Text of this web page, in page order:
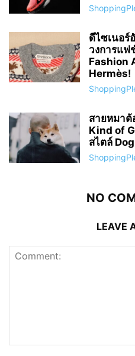
ดีไซเนอร์
วงการแฟ
Fashion
Hermès!
สายหมาต้
Kind of
สไตล์
NO
LEAVE